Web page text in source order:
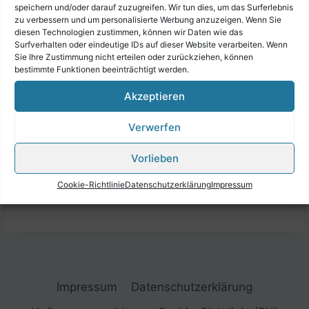
speichern und/oder darauf zuzugreifen. Wir tun dies, um das Surferlebnis
zu verbessern und um personalisierte Werbung anzuzeigen. Wenn Sie
diesen Technologien zustimmen, können wir Daten wie das
Surfverhalten oder eindeutige IDs auf dieser Website verarbeiten. Wenn
Sie Ihre Zustimmung nicht erteilen oder zurückziehen, können
bestimmte Funktionen beeinträchtigt werden.
Akzeptieren
Verwerfen
Vorlieben
Cookie-RichtlinieDatenschutzerklärungImpressum
Impressum
Datenschutzerklärung